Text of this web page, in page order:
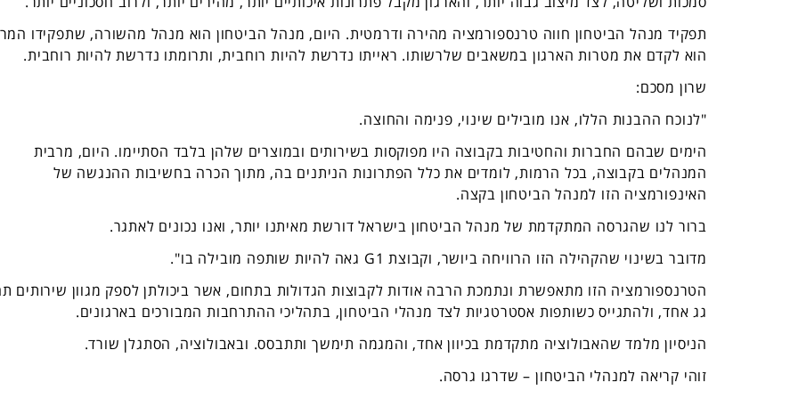
תפקיד מנהל הביטחון חווה טרנספורמציה מהירה ודרמטית. היום, מנהל הביטחון הוא מנהל מהשורה, שתפקידו
הוא לקדם את מטרות הארגון במשאבים שלרשותו. ראייתו נדרשת להיות רוחבית, ותרומתו נדרשת להיות רוחבית.
שרון מסכם:
"לנוכח ההבנות הללו, אנו מובילים שינוי, פנימה והחוצה.
הימים שבהם החברות והחטיבות בקבוצה היו מפוקסות בשירותים ובמוצרים שלהן בלבד הסתיימו. היום, מרבית
המנהלים בקבוצה, בכל הרמות, לומדים את כלל הפתרונות הניתנים בה, מתוך הכרה בחשיבות ההנגשה של
האינפורמציה הזו למנהל הביטחון בקצה.
ברור לנו שהגרסה המתקדמת של מנהל הביטחון בישראל דורשת מאיתנו יותר, ואנו נכונים לאתגר.
מדובר בשינוי שהקהילה הזו הרוויחה ביושר, וקבוצת G1 גאה להיות שותפה מובילה בו".
הטרנספורמציה הזו מתאפשרת ונתמכת הרבה אודות לקבוצות הגדולות בתחום, אשר ביכולתן לספק מגוון שירותים
גג אחד, ולהתגייס כשותפות אסטרטגיות לצד מנהלי הביטחון, בתהליכי ההתרחבות המבורכים בארגונים.
הניסיון מלמד שהאבולוציה מתקדמת בכיוון אחד, והמגמה תימשך ותתבסס. ובאבולוציה, הסתגלן שורד.
זוהי קריאה למנהלי הביטחון – שדרגו גרסה.